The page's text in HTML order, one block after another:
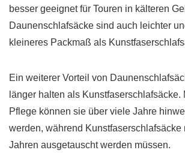
besser geeignet für Touren in kälteren
Daunenschlafsäcke sind auch leichter
kleineres Packmaß als
Ein weiterer Vorteil von
länger halten als Kunstfaserschlafsäcke.
Pflege können sie über viele Jahre
werden, während Kunstfaserschlafsäcke
Jahren ausgetauscht werden müssen.